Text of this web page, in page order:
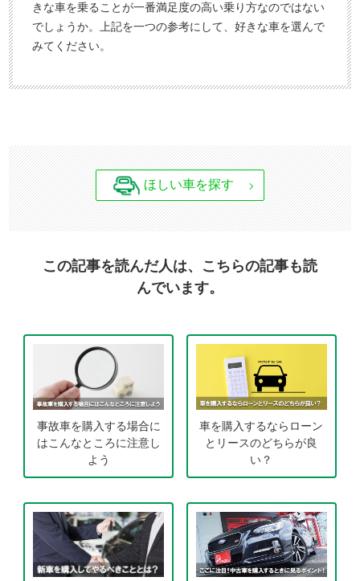
きな車を乗ることが一番満足度の高い乗り方なのではない
でしょうか。上記を一つの参考にして、好きな車を選んで
みてください。
ほしい車を探す
この記事を読んだ人は、こちらの記事も読
んでいます。
事故車を購入する場合に
はこんなところに注意し
よう
車を購入するならローン
とリースのどちらが良
い？